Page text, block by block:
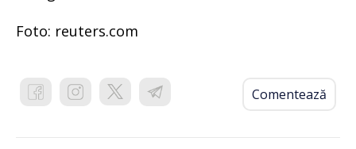
Foto: reuters.com
Comentează